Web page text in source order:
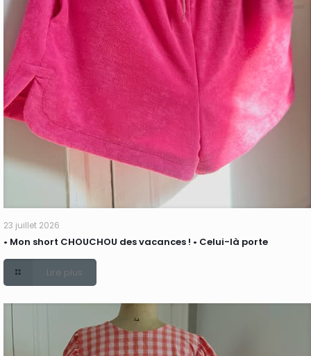
23 juillet 2026
• Mon short CHOUCHOU des vacances ! • Celui-là porte
Lire plus